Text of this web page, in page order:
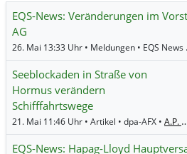
EQS-News: Veränderungen im
AG
26.
Seeblockaden in Straße von
Hormus verändern
Schifffahrtswege
21. Mai 11:46 Uhr • Artikel • dpa-AFX • A.P. Moeller - Maersk (B)
EQS-News: Hapag-Lloyd